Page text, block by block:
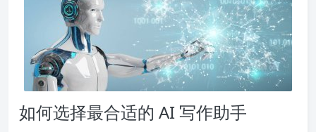
如何选择最合适的 AI 写作助手